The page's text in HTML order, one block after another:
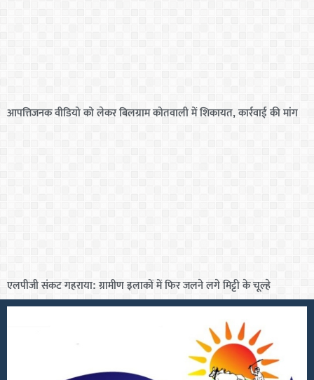
आपत्तिजनक वीडियो को लेकर बिलग्राम कोतवाली में शिकायत, कार्रवाई की मांग
एलपीजी संकट गहराया: ग्रामीण इलाकों में फिर जलने लगे मिट्टी के चूल्हे